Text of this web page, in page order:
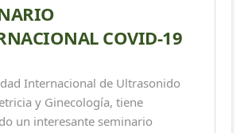
COVID-19
Internacional de Ultrasonido
y Ginecología, tiene
un interesante seminario